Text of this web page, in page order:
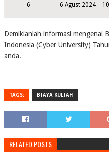
6 6 Agust 2024 –
Demikianlah informasi mengenai
Indonesia (Cyber University)
anda.
TAGS: BIAYA KULIAH
RELATED POSTS